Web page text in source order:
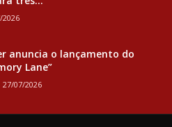
2026
anuncia o lançamento do
Lane”
27/07/2026